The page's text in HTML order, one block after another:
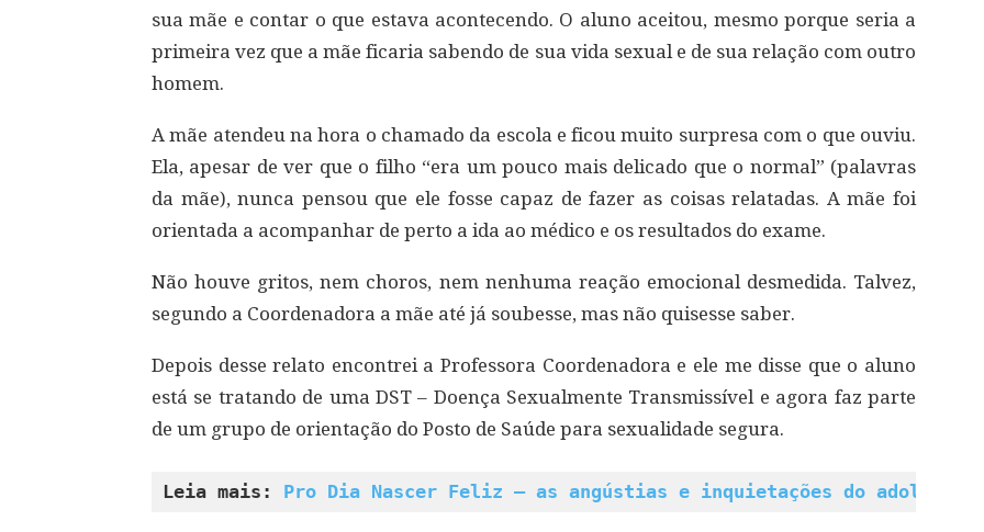
sua mãe e contar o que estava acontecendo. O aluno aceitou, mesmo porque seria a
primeira vez que a mãe ficaria sabendo de sua vida sexual e de sua relação com outro
homem.
A mãe atendeu na hora o chamado da escola e ficou muito surpresa com o que ouviu.
Ela, apesar de ver que o filho “era um pouco mais delicado que o normal” (palavras
da mãe), nunca pensou que ele fosse capaz de fazer as coisas relatadas. A mãe foi
orientada a acompanhar de perto a ida ao médico e os resultados do exame.
Não houve gritos, nem choros, nem nenhuma reação emocional desmedida. Talvez,
segundo a Coordenadora a mãe até já soubesse, mas não quisesse saber.
Depois desse relato encontrei a Professora Coordenadora e ele me disse que o aluno
está se tratando de uma DST – Doença Sexualmente Transmissível e agora faz parte
de um grupo de orientação do Posto de Saúde para sexualidade segura.
Leia mais: Pro Dia Nascer Feliz – as angústias e inquietações do